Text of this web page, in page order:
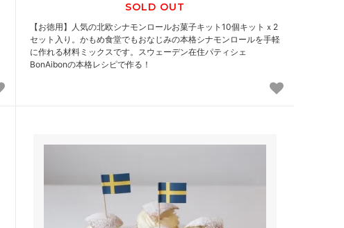
SOLD OUT
【お徳用】人気の北欧シナモンロールお菓子キット10個キットｘ2
セット入り。かもめ食堂でもおなじみの本格シナモンロールを手軽
に作れる材料ミックスです。スウェーデン在住パティシェ
BonAibonの本格レシピで作る！